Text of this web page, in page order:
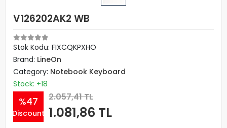
V126202AK2 WB
Stok Kodu: FIXCQKPXHO
Brand: LineOn
Category: Notebook Keyboard
Stock: +18
%47
Discount
2.057,41 TL
1.081,86 TL